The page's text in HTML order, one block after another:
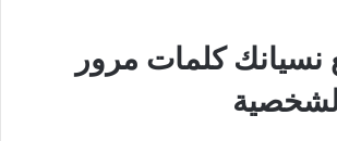
نسيانك كلمات مرور